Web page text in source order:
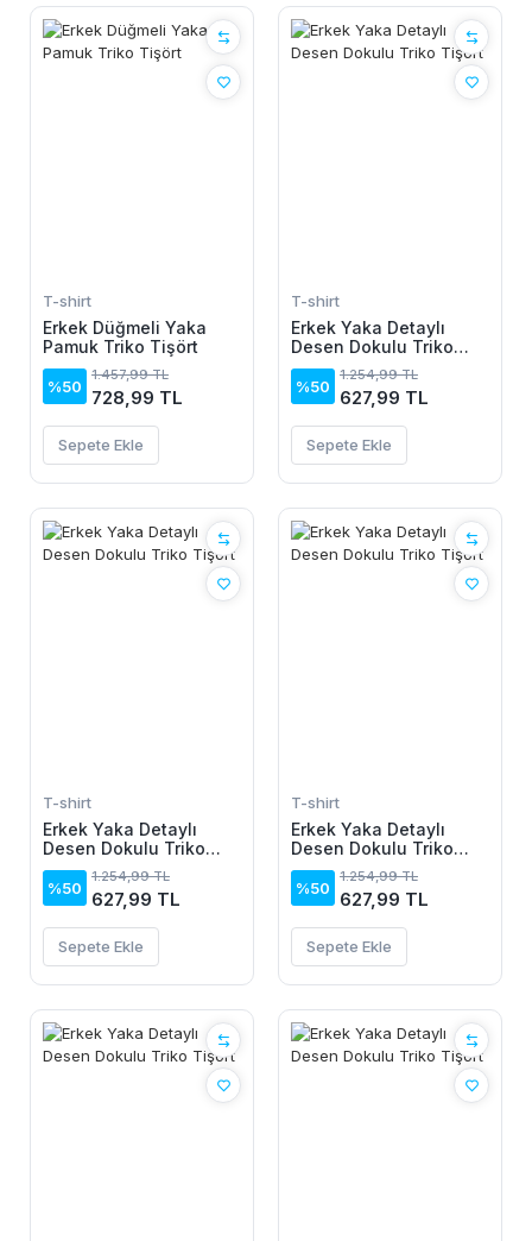
T-shirt
Erkek Düğmeli Yaka
Pamuk Triko Tişört
%50
1.457,99 TL
728,99 TL
Sepete Ekle
T-shirt
Erkek Yaka Detaylı
Desen Dokulu Triko
Tişört
%50
1.254,99 TL
627,99 TL
Sepete Ekle
T-shirt
Erkek Yaka Detaylı
Desen Dokulu Triko
Tişört
%50
1.254,99 TL
627,99 TL
Sepete Ekle
T-shirt
Erkek Yaka Detaylı
Desen Dokulu Triko
Tişört
%50
1.254,99 TL
627,99 TL
Sepete Ekle